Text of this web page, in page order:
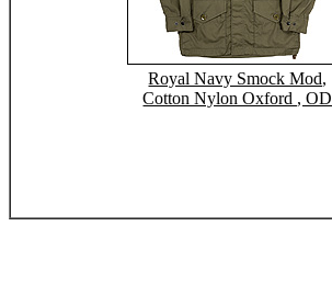
Royal Navy Smock Mod,
Cotton Nylon Oxford , OD